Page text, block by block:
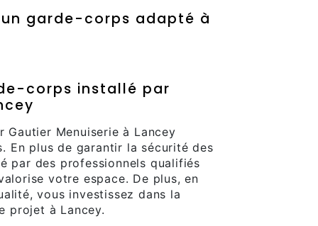
garde-corps adapté à
corps installé par
Menuiserie à Lancey
En plus de garantir la sécurité des
par des professionnels qualifiés
votre espace. De plus, en
vous investissez dans la
projet à Lancey.